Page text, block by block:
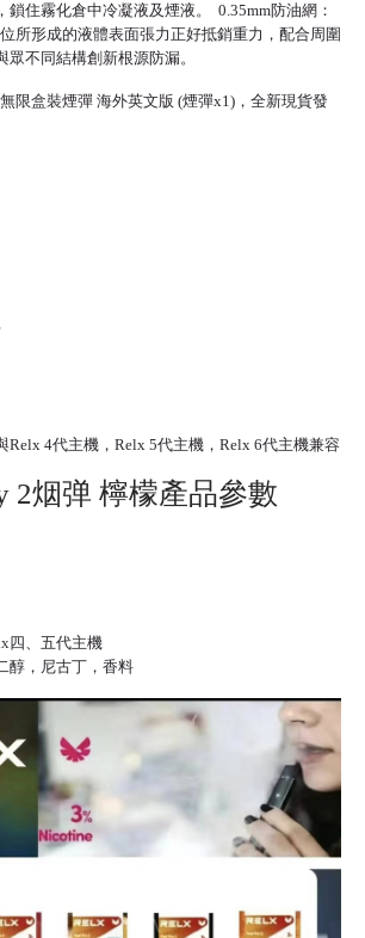
鎖住霧化倉中冷凝液及煙液。 0.35mm防油網：
所形成的液體表面張力正好抵銷重力，配合周圍
眾不同結構創新根源防漏。
無限盒裝煙彈 海外英文版 (煙彈x1)，全新現貨發
Relx 4代主機， Relx 5代主機，Relx 6代主機兼容
2烟弹 檸檬產品參數
四、五代主機
醇，尼古丁，香料